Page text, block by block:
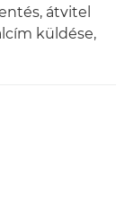
átvitel
küldése,